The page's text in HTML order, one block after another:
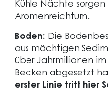
Kühle Nächte
Aromenreichtum.
Boden: Die
aus mächtigen
über Jahrmillionen
Becken abgesetzt
erster Linie tritt hier